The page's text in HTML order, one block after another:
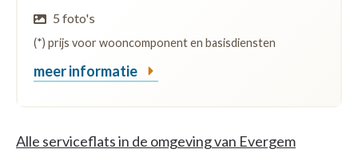
5 foto's
(*) prijs voor wooncomponent en basisdiensten
meer informatie
Alle serviceflats in de omgeving van Evergem